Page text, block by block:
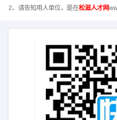
2、请告知用人单位，是在松滋人才网